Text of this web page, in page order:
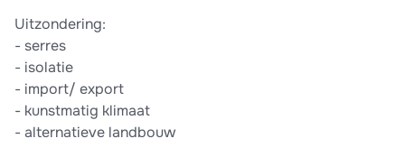
Uitzondering:
-​ serres
-​ isolatie
-​ import/ export
-​ kunstmatig klimaat
-​ alternatieve landbouw